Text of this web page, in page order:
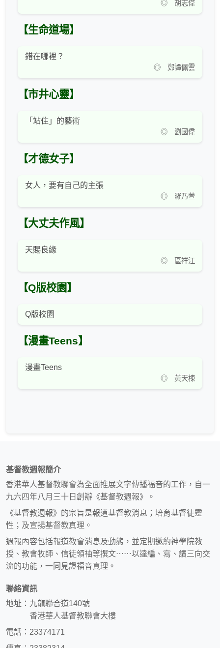
◎ 胡志偉
【生命道場】
錯在哪裡？
◎ 鄭譚佩雲
【市井心靈】
「站住」的藝術
◎ 劉國偉
【才德女子】
女人，要有自己的主張
◎ 羅乃萱
【大丈夫作風】
天賜良緣
◎ 區祥江
【Q版校園】
Q版校園
【漫畫Teens】
漫畫Teens
◎ 黃天棟
基督教週報簡介
香港華人基督教聯會為全面推展文字傳播福音的工作，自一
九六四年八月三十日創辦《基督教週報》。
《基督教週報》的宗旨是報道基督教消息；培育基督徒靈
性；及宣揚基督教真理。
週報內容包括報道教會消息及動態，並定期邀約神學院教
授、教會牧師、信徒領袖等撰文⋯⋯以達編、寫、讀三向交
流的功能，一同見證福音真理。
聯絡資訊
地址：九龍聯合道140號
香港華人基督教聯會大樓
電話：23374171